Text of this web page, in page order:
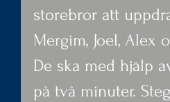
storebror att
Mergim, Joel, Alex
De ska med hjälp
på två minuter.